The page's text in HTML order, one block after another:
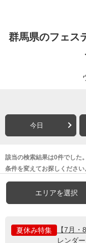
群馬県のフェス
今日
該当の検索結果は0件でした。
条件を変えてお探しください
エリアを選択
夏休み特集
【7月
レンダー